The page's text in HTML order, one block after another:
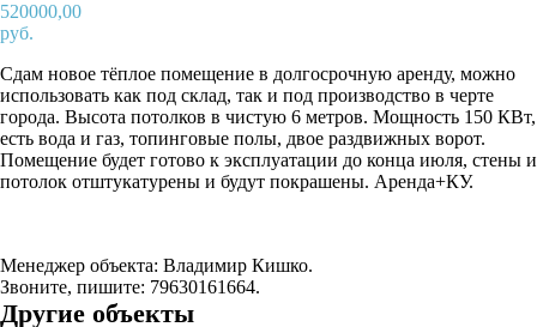
520000,00
руб.
Сдам новое тёплое помещение в долгосрочную аренду, можно
использовать как под склад, так и под производство в черте
города. Высота потолков в чистую 6 метров. Мощность 150 КВт,
есть вода и газ, топинговые полы, двое раздвижных ворот.
Помещение будет готово к эксплуатации до конца июля, стены и
потолок отштукатурены и будут покрашены. Аренда+КУ.
Менеджер объекта: Владимир Кишко.
Звоните, пишите: 79630161664.
Другие объекты